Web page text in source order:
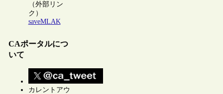
（外部リン
ク）
saveMLAK
CAポータルにつ
いて
カレントアウ